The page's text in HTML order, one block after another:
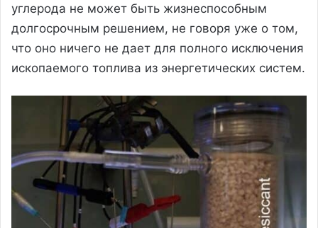
углерода не может быть жизнеспособным
долгосрочным решением, не говоря уже о том,
что оно ничего не дает для полного исключения
ископаемого топлива из энергетических систем.